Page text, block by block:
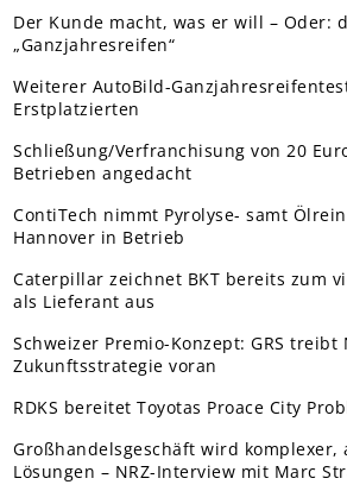
Der Kunde macht, was er will – Oder:
„Ganzjahresreifen“
Weiterer AutoBild-
Erstplatzierten
Schließung/Verfranchisung von 20
Betrieben angedacht
ContiTech nimmt Pyrolyse- samt
Hannover in Betrieb
Caterpillar zeichnet BKT bereits zum
als Lieferant aus
Schweizer Premio-Konzept: GRS treibt
Zukunftsstrategie voran
RDKS bereitet Toyotas Proace City
Großhandelsgeschäft wird komplexer,
Lösungen – NRZ-Interview mit Marc